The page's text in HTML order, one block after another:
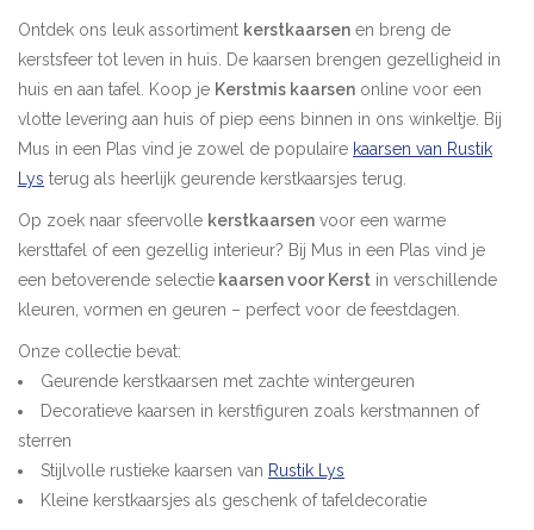
Troost
Thema
Pasen
Koopjes
Cadeaubonnen
Blog
Ontdek ons leuk assortiment kerstkaarsen en breng de
kerstsfeer tot leven in huis. De kaarsen brengen gezelligheid in
huis en aan tafel. Koop je Kerstmis kaarsen online voor een
vlotte levering aan huis of piep eens binnen in ons winkeltje. Bij
Mus in een Plas vind je zowel de populaire kaarsen van Rustik
Lys terug als heerlijk geurende kerstkaarsjes terug.
Op zoek naar sfeervolle kerstkaarsen voor een warme
kersttafel of een gezellig interieur? Bij Mus in een Plas vind je
een betoverende selectie kaarsen voor Kerst in verschillende
kleuren, vormen en geuren – perfect voor de feestdagen.
Onze collectie bevat:
Geurende kerstkaarsen met zachte wintergeuren
Decoratieve kaarsen in kerstfiguren zoals kerstmannen of
sterren
Stijlvolle rustieke kaarsen van Rustik Lys
Kleine kerstkaarsjes als geschenk of tafeldecoratie